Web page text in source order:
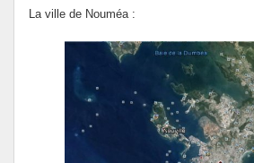
La ville de Nouméa :